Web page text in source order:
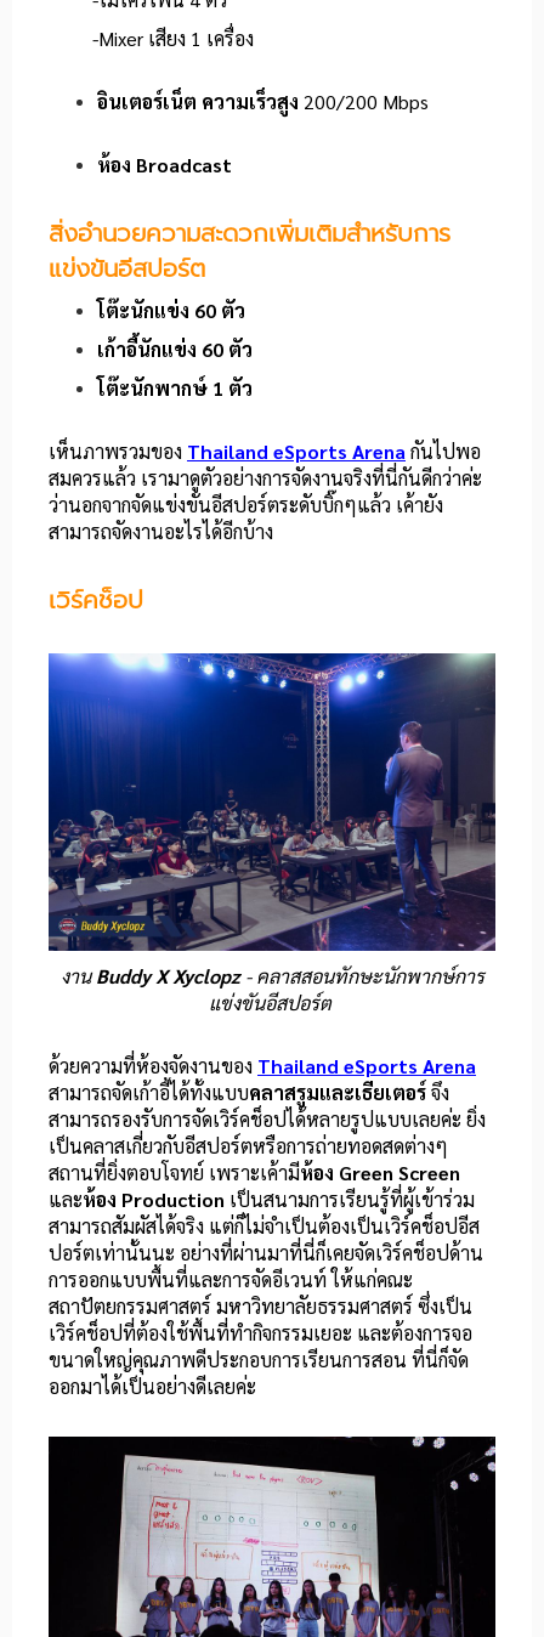
-Mixer เสียง 1 เครื่อง
อินเตอร์เน็ต ความเร็วสูง 200/200 Mbps
ห้อง Broadcast
สิ่งอำนวยความสะดวกเพิ่มเติมสำหรับการ
แข่งขันอีสปอร์ต
โต๊ะนักแข่ง 60 ตัว
เก้าอี้นักแข่ง 60 ตัว
โต๊ะนักพากษ์ 1 ตัว
เห็นภาพรวมของ Thailand eSports Arena กันไปพอ
สมควรแล้ว เรามาดูตัวอย่างการจัดงานจริงที่นี่กันดีกว่าค่ะ
ว่านอกจากจัดแข่งขันอีสปอร์ตระดับบิ๊กๆแล้ว เค้ายัง
สามารถจัดงานอะไรได้อีกบ้าง
เวิร์คช็อป
งานBuddy X Xyclopz- คลาสสอนทักษะนักพากษ์การ
แข่งขันอีสปอร์ต
ด้วยความที่ห้องจัดงานของ Thailand eSports Arena
สามารถจัดเก้าอี้ได้ทั้งแบบคลาสรูมและเธียเตอร์จึง
สามารถรองรับการจัดเวิร์คช็อปได้หลายรูปแบบเลยค่ะ ยิ่ง
เป็นคลาสเกี่ยวกับอีสปอร์ตหรือการถ่ายทอดสดต่างๆ
สถานที่ยิ่งตอบโจทย์ เพราะเค้ามีห้อง Green Screen
และห้อง Production เป็นสนามการเรียนรู้ที่ผู้เข้าร่วม
สามารถสัมผัสได้จริง แต่ก็ไม่จำเป็นต้องเป็นเวิร์คช็อปอีส
ปอร์ตเท่านั้นนะ อย่างที่ผ่านมาที่นี่ก็เคยจัดเวิร์คช็อปด้าน
การออกแบบพื้นที่และการจัดอีเวนท์ ให้แก่คณะ
สถาปัตยกรรมศาสตร์ มหาวิทยาลัยธรรมศาสตร์ ซึ่งเป็น
เวิร์คช็อปที่ต้องใช้พื้นที่ทำกิจกรรมเยอะ และต้องการจอ
ขนาดใหญ่คุณภาพดีประกอบการเรียนการสอน ที่นี่ก็จัด
ออกมาได้เป็นอย่างดีเลยค่ะ